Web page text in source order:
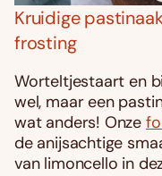
Kruidige
frosting
Worteltjestaart en
wel, maar een
wat anders! Onze
de anijsachtige
van limoncello in